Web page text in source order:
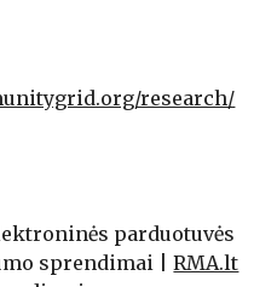
research/
parduotuvės
sprendimai | RMA.lt